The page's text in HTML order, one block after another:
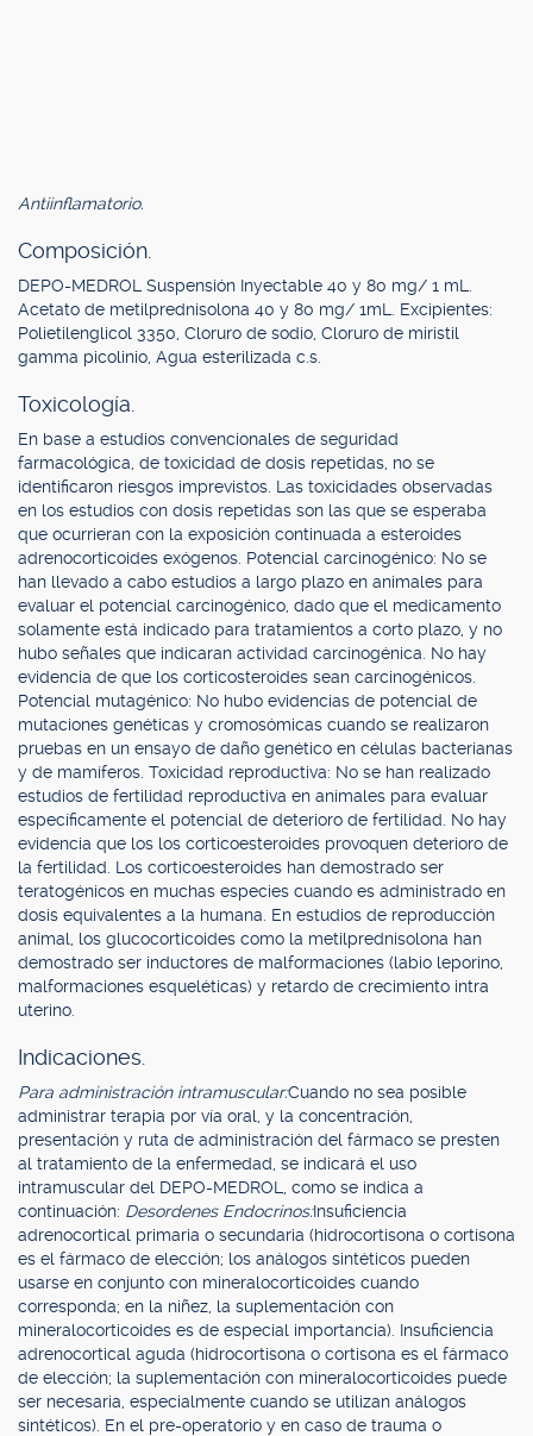
Antiinflamatorio.
Composición.
DEPO-MEDROL Suspensión Inyectable 40 y 80 mg/ 1 mL.
Acetato de metilprednisolona 40 y 80 mg/ 1mL. Excipientes:
Polietilenglicol 3350, Cloruro de sodio, Cloruro de miristil
gamma picolinio, Agua esterilizada c.s.
Toxicología.
En base a estudios convencionales de seguridad
farmacológica, de toxicidad de dosis repetidas, no se
identificaron riesgos imprevistos. Las toxicidades observadas
en los estudios con dosis repetidas son las que se esperaba
que ocurrieran con la exposición continuada a esteroides
adrenocorticoides exógenos. Potencial carcinogénico: No se
han llevado a cabo estudios a largo plazo en animales para
evaluar el potencial carcinogénico, dado que el medicamento
solamente está indicado para tratamientos a corto plazo, y no
hubo señales que indicaran actividad carcinogénica. No hay
evidencia de que los corticosteroides sean carcinogénicos.
Potencial mutagénico: No hubo evidencias de potencial de
mutaciones genéticas y cromosómicas cuando se realizaron
pruebas en un ensayo de daño genético en células bacterianas
y de mamíferos. Toxicidad reproductiva: No se han realizado
estudios de fertilidad reproductiva en animales para evaluar
específicamente el potencial de deterioro de fertilidad. No hay
evidencia que los los corticoesteroides provoquen deterioro de
la fertilidad. Los corticoesteroides han demostrado ser
teratogénicos en muchas especies cuando es administrado en
dosis equivalentes a la humana. En estudios de reproducción
animal, los glucocorticoides como la metilprednisolona han
demostrado ser inductores de malformaciones (labio leporino,
malformaciones esqueléticas) y retardo de crecimiento intra
uterino.
Indicaciones.
Para administración intramuscular:Cuando no sea posible
administrar terapia por vía oral, y la concentración,
presentación y ruta de administración del fármaco se presten
al tratamiento de la enfermedad, se indicará el uso
intramuscular del DEPO-MEDROL, como se indica a
continuación: Desordenes Endocrinos:Insuficiencia
adrenocortical primaria o secundaria (hidrocortisona o cortisona
es el fármaco de elección; los análogos sintéticos pueden
usarse en conjunto con mineralocorticoides cuando
corresponda; en la niñez, la suplementación con
mineralocorticoides es de especial importancia). Insuficiencia
adrenocortical aguda (hidrocortisona o cortisona es el fármaco
de elección; la suplementación con mineralocorticoides puede
ser necesaria, especialmente cuando se utilizan análogos
sintéticos). En el pre-operatorio y en caso de trauma o